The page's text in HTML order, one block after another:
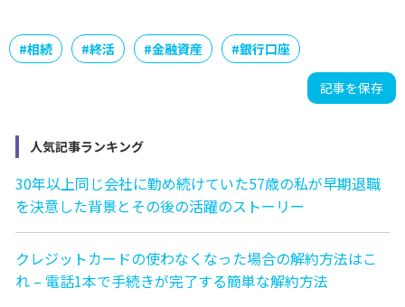
#相続 #終活 #金融資産 #銀行口座
記事を保存
人気記事ランキング
30年以上同じ会社に勤め続けていた57歳の私が早期退職
を決意した背景とその後の活躍のストーリー
クレジットカードの使わなくなった場合の解約方法はこ
れ – 電話1本で手続きが完了する簡単な解約方法